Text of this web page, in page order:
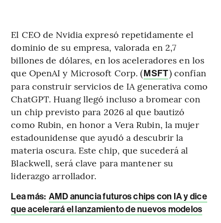
El CEO de Nvidia expresó repetidamente el
dominio de su empresa, valorada en 2,7
billones de dólares, en los aceleradores en los
que OpenAI y Microsoft Corp. (MSFT) confían
para construir servicios de IA generativa como
ChatGPT. Huang llegó incluso a bromear con
un chip previsto para 2026 al que bautizó
como Rubin, en honor a Vera Rubin, la mujer
estadounidense que ayudó a descubrir la
materia oscura. Este chip, que sucederá al
Blackwell, será clave para mantener su
liderazgo arrollador.
Lea más: AMD anuncia futuros chips con IA y dice
que acelerará el lanzamiento de nuevos modelos